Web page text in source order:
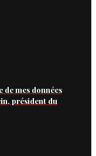
mes données
président du